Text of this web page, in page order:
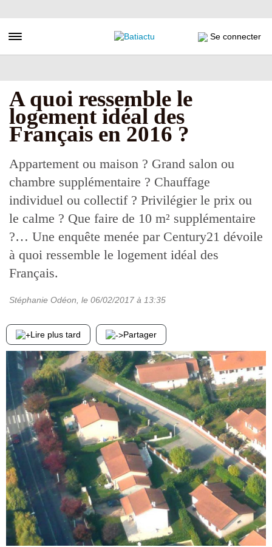
au
principal
Toggle navigation Se connecter
A quoi ressemble le
logement idéal des
Français en 2016 ?
Appartement ou maison ? Grand salon ou
chambre supplémentaire ? Chauffage
individuel ou collectif ? Privilégier le prix ou
le calme ? Que faire de 10 m² supplémentaire
?… Une enquête menée par Century21 dévoile
à quoi ressemble le logement idéal des
Français.
Stéphanie Odéon , le 06/02/2017 à 13:35
Lire plus tard Partager